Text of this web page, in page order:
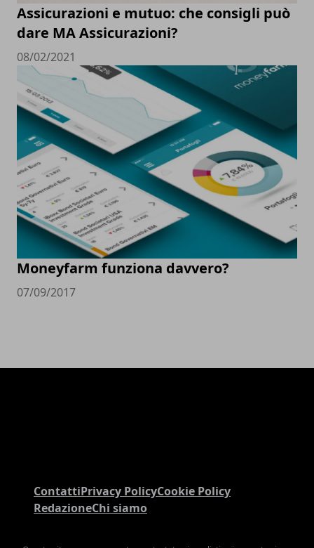
Assicurazioni e mutuo: che consigli può
dare MA Assicurazioni?
08/02/2021
Moneyfarm funziona davvero?
07/09/2017
ContattiPrivacy PolicyCookie Policy
RedazioneChi siamo